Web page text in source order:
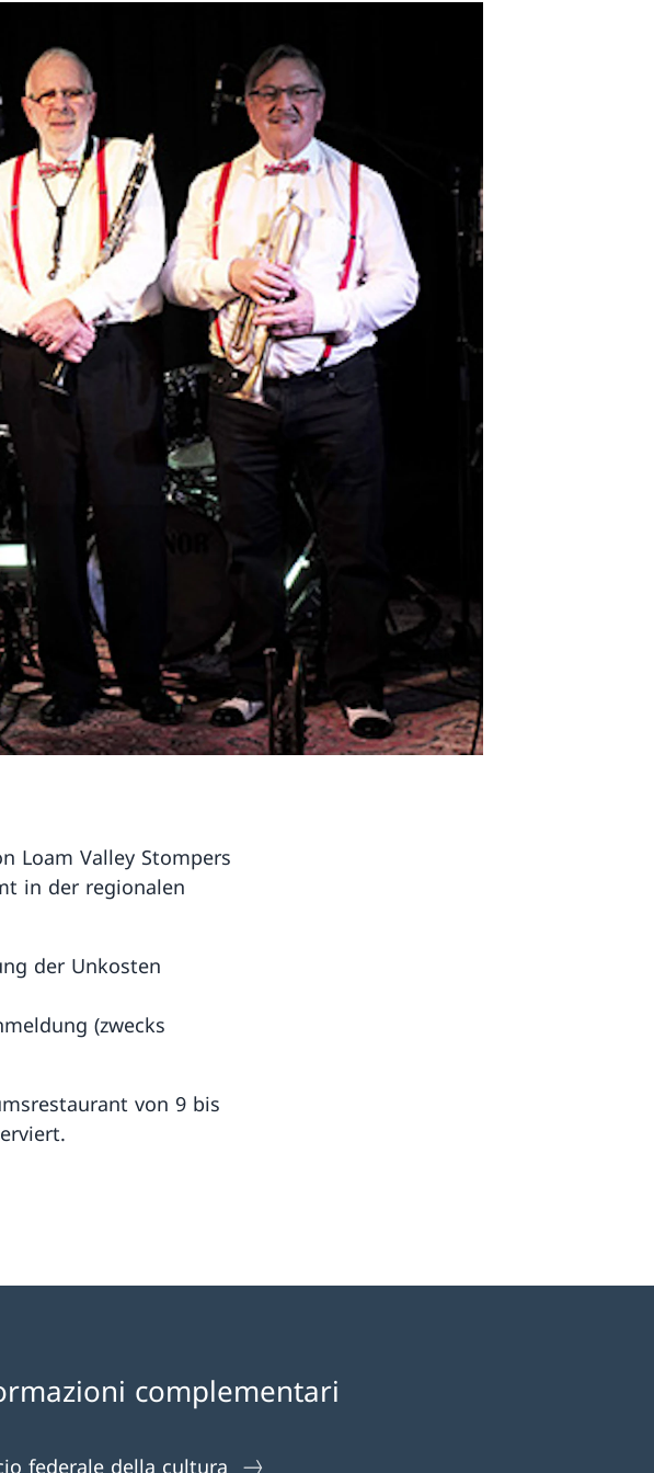
Loam Valley Stompers
in der regionalen
der Unkosten
(zwecks
von 9 bis
complementari
federale della cultura